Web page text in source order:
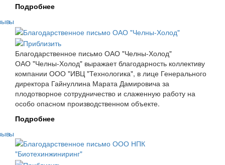
Подробнее
Благодарственное письмо ОАО "Челны-Холод"
ОАО "Челны-Холод" выражает благодарность коллективу
компании ООО "ИВЦ "Технологика", в лице Генерального
директора Гайнуллина Марата Дамировича за
плодотворное сотрудничество и слаженную работу на
особо опасном производственном объекте.
Подробнее